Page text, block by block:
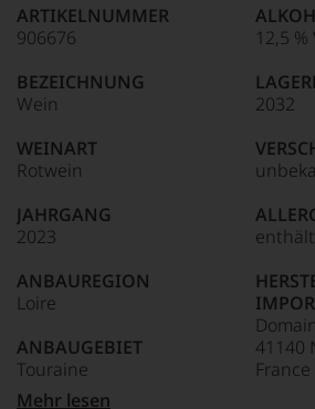
90–94 Punkte:
Unter 85 Punkte:
für
»Fine
für
die
edlen
Weine
der
Welt,
kaum
ein
Das
dokumentieren
auch
und
gerade
ARTIKELNUMMER
906676
BEZEICHNUNG
Wein
WEINART
Rotwein
JAHRGANG
2023
ANBAUREGION
Loire
ANBAUGEBIET
Touraine
12,5 %
2032
41140
France
Mehr lesen